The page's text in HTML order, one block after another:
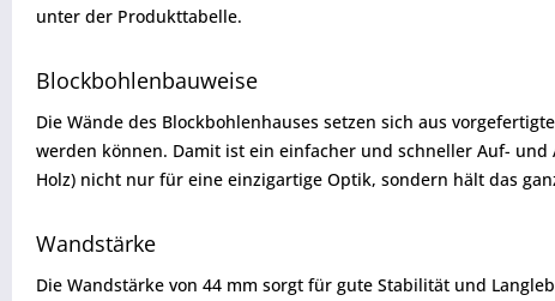
unter der Produkttabelle.
Blockbohlenbauweise
Die Wände des Blockbohlenhauses setzen sich aus
werden können. Damit ist ein einfacher und schneller Auf-
Holz) nicht nur für eine einzigartige Optik, sondern hält das
Wandstärke
Die Wandstärke von 44 mm sorgt für gute Stabilität und